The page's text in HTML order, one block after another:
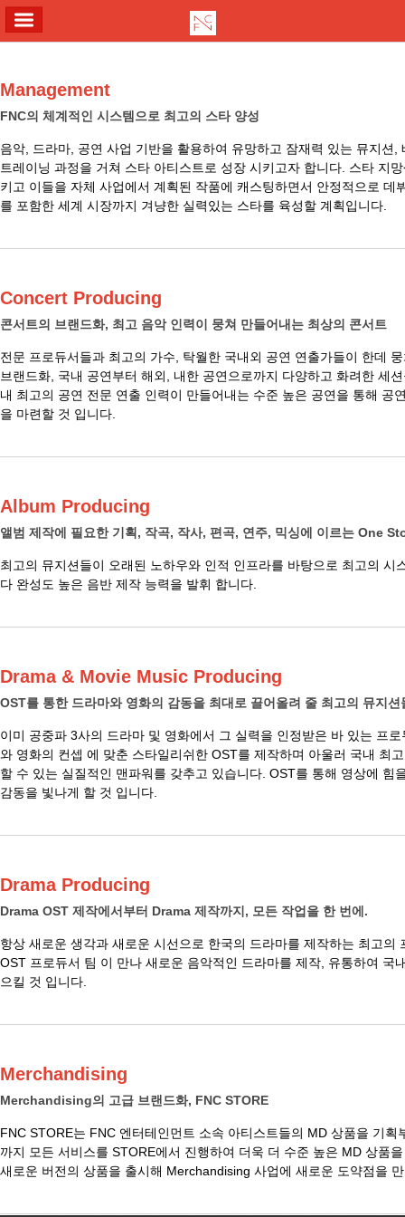
Management
FNC의 체계적인 시스템으로 최고의 스타 양성
음악, 드라마, 공연 사업 기반을 활용하여 유망하고 잠재력 있는 뮤지션,
트레이닝 과정을 거쳐 스타 아티스트로 성장 시키고자 합니다. 스타 지
키고 이들을 자체 사업에서 계획된 작품에 캐스팅하면서 안정적으로 데
를 포함한 세계 시장까지 겨냥한 실력있는 스타를 육성할 계획입니다.
Concert Producing
콘서트의 브랜드화, 최고 음악 인력이 뭉쳐 만들어내는 최상의 콘서트
전문 프로듀서들과 최고의 가수, 탁월한 국내외 공연 연출가들이 한데
브랜드화, 국내 공연부터 해외, 내한 공연으로까지 다양하고 화려한 세
내 최고의 공연 전문 연출 인력이 만들어내는 수준 높은 공연을 통해 공
을 마련할 것 입니다.
Album Producing
앨범 제작에 필요한 기획, 작곡, 작사, 편곡, 연주, 믹싱에 이르는 One
최고의 뮤지션들이 오래된 노하우와 인적 인프라를 바탕으로 최고의 시
다 완성도 높은 음반 제작 능력을 발휘 합니다.
Drama & Movie Music Producing
OST를 통한 드라마와 영화의 감동을 최대로 끌어올려 줄 최고의 뮤지션
이미 공중파 3사의 드라마 및 영화에서 그 실력을 인정받은 바 있는 프
와 영화의 컨셉 에 맞춘 스타일리쉬한 OST를 제작하며 아울러 국내 최
할 수 있는 실질적인 맨파워를 갖추고 있습니다. OST를 통해 영상에 힘
감동을 빛나게 할 것 입니다.
Drama Producing
Drama OST 제작에서부터 Drama 제작까지, 모든 작업을 한 번에.
항상 새로운 생각과 새로운 시선으로 한국의 드라마를 제작하는 최고의
OST 프로듀서 팀 이 만나 새로운 음악적인 드라마를 제작, 유통하여 국
으킬 것 입니다.
Merchandising
Merchandising의 고급 브랜드화, FNC STORE
FNC STORE는 FNC 엔터테인먼트 소속 아티스트들의 MD 상품을 기획
까지 모든 서비스를 STORE에서 진행하여 더욱 더 수준 높은 MD 상품
새로운 버전의 상품을 출시해 Merchandising 사업에 새로운 도약점을